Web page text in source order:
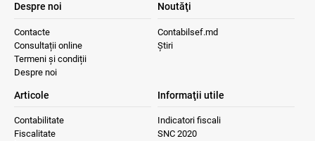
Despre noi
Contacte
Consultații online
Termeni și condiții
Despre noi
Noutăţi
Contabilsef.md
Știri
Articole
Contabilitate
Fiscalitate
Informaţii utile
Indicatori fiscali
SNC 2020